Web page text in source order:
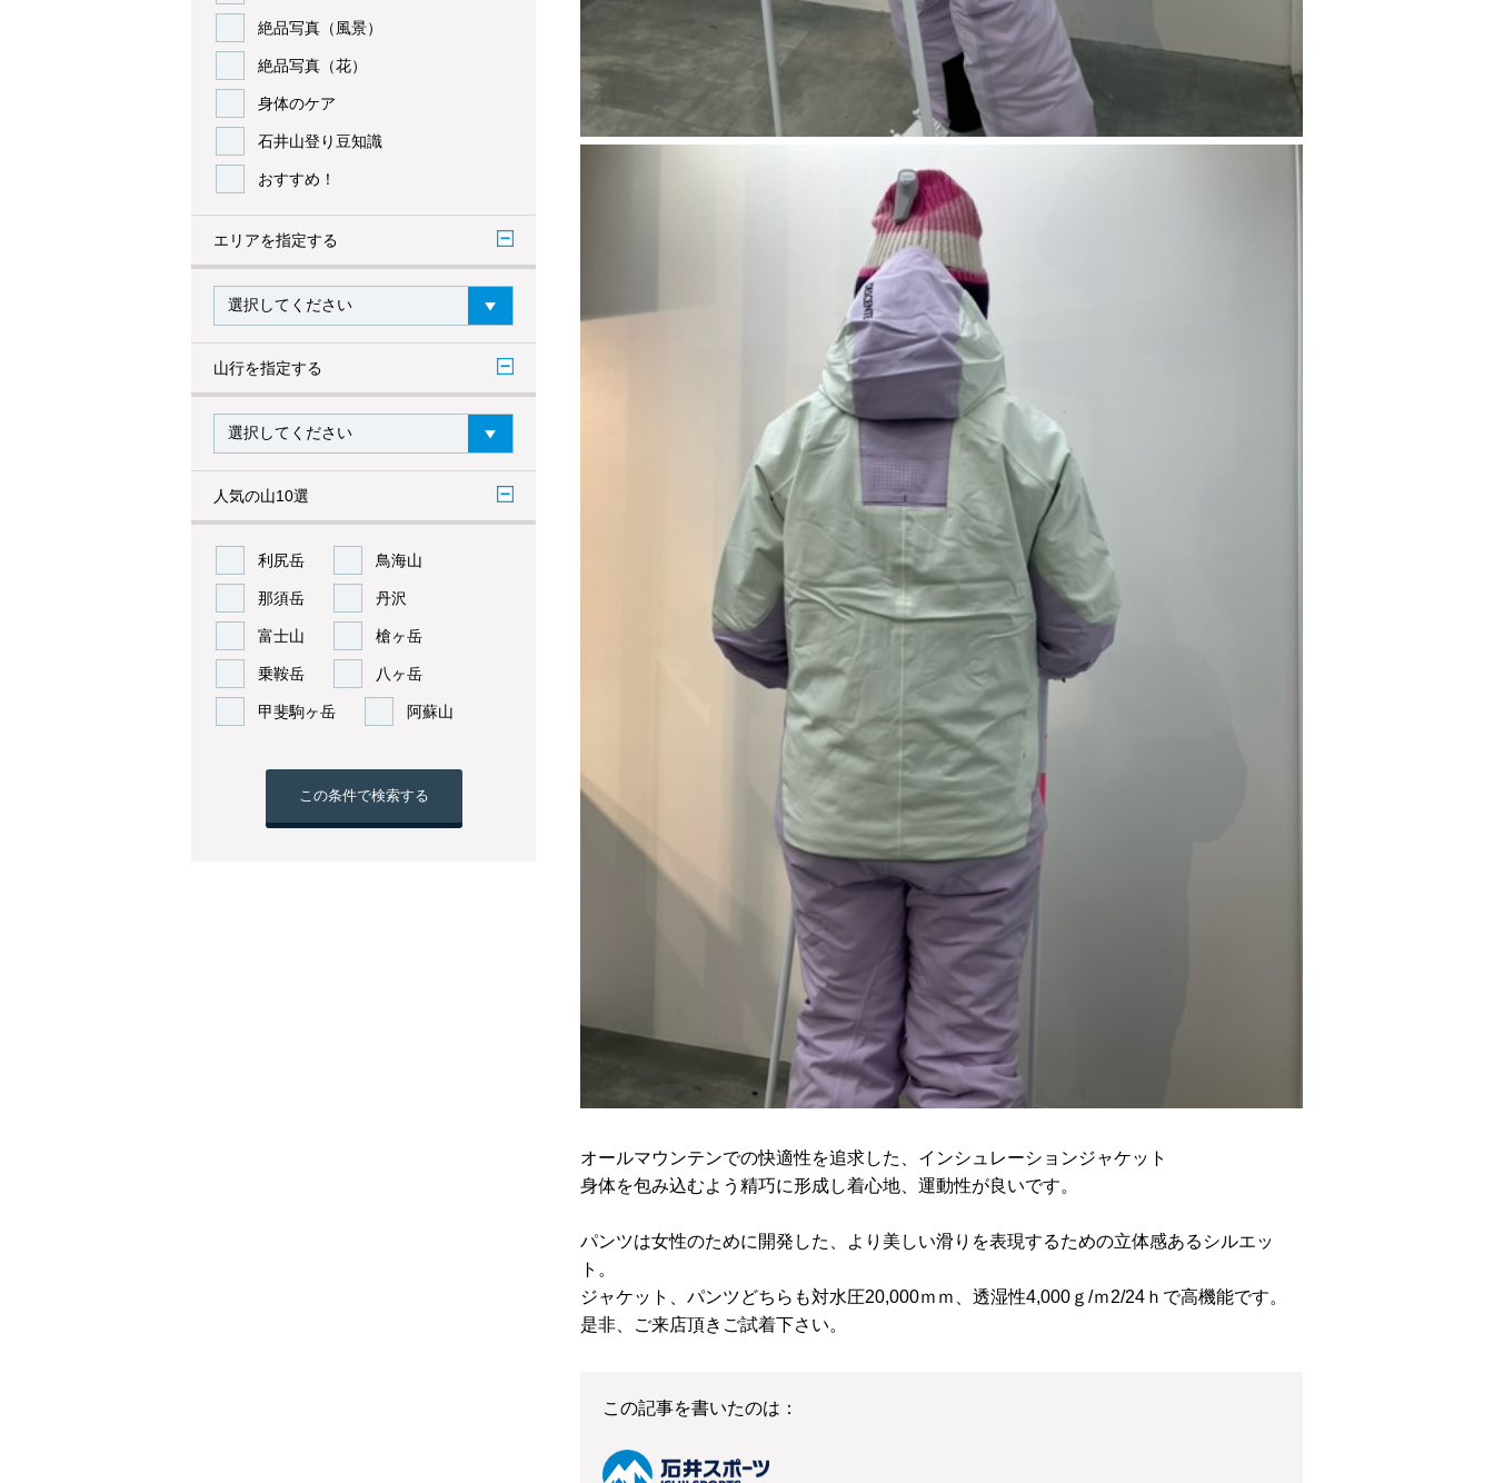
絶品写真（風景）
絶品写真（花）
身体のケア
石井山登り豆知識
おすすめ！
エリアを指定する
山行を指定する
人気の山10選
利尻岳 鳥海山
那須岳 丹沢
富士山 槍ヶ岳
乗鞍岳 八ヶ岳
甲斐駒ヶ岳 阿蘇山
この条件で検索する
オールマウンテンでの快適性を追求した、インシュレーションジャケット
身体を包み込むよう精巧に形成し着心地、運動性が良いです。
パンツは女性のために開発した、より美しい滑りを表現するための立体感あるシルエッ
ト。
ジャケット、パンツどちらも対水圧20,000ｍｍ、透湿性4,000ｇ/ｍ2/24ｈで高機能です。
是非、ご来店頂きご試着下さい。
この記事を書いたのは：